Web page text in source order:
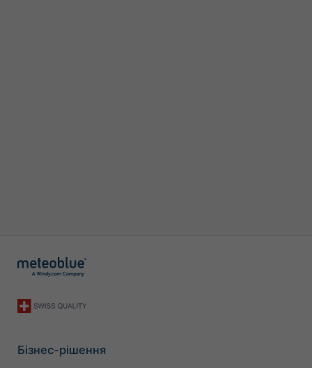
Бізнес-рішення